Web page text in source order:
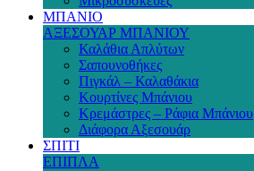
ΜΠΑΝΙΟ
ΑΞΕΣΟΥΑΡ ΜΠΑΝΙΟΥ
Καλάθια Απλύτων
Σαπουνοθήκες
Πιγκάλ – Καλαθάκια
Κουρτίνες Μπάνιου
Κρεμάστρες – Ράφια Μπάνιου
Διάφορα Αξεσουάρ
ΣΠΙΤΙ
ΕΠΙΠΛΑ